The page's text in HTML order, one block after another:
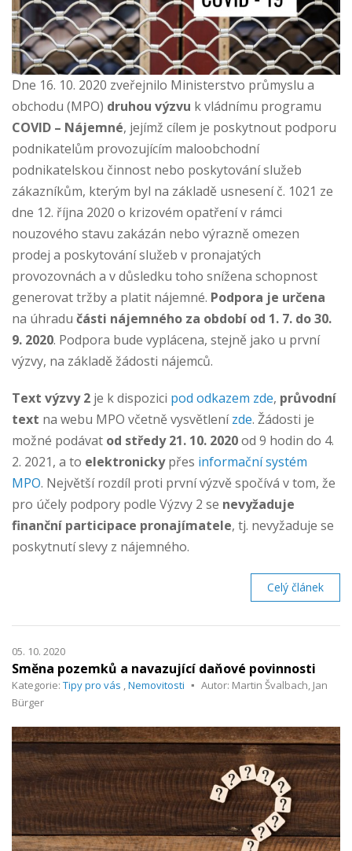
Dne 16. 10. 2020 zveřejnilo Ministerstvo průmyslu a
obchodu (MPO) druhou výzvu k vládnímu programu
COVID – Nájemné, jejímž cílem je poskytnout podporu
podnikatelům provozujícím maloobchodní
podnikatelskou činnost nebo poskytování služeb
zákazníkům, kterým byl na základě usnesení č. 1021 ze
dne 12. října 2020 o krizovém opatření v rámci
nouzového stavu zakázán nebo výrazně omezen
prodej a poskytování služeb v pronajatých
provozovnách a v důsledku toho snížena schopnost
generovat tržby a platit nájemné. Podpora je určena
na úhradu části nájemného za období od 1. 7. do 30.
9. 2020. Podpora bude vyplácena, stejně jako u první
výzvy, na základě žádosti nájemců.
Text výzvy 2 je k dispozici pod odkazem zde, průvodní
text na webu MPO včetně vysvětlenízde. Žádosti je
možné podávat od středy 21. 10. 2020od 9 hodin do 4.
2. 2021, a to elektronickypřes informační systém
MPO. Největší rozdíl proti první výzvě spočívá v tom, že
pro účely podpory podle Výzvy 2 se nevyžaduje
finanční participace pronajímatele, tj. nevyžaduje se
poskytnutí slevy z nájemného.
Celý článek
05. 10. 2020
Směna pozemků a navazující daňové povinnosti
Kategorie: Tipy pro vás Nemovitosti
Autor: Martin Švalbach, Jan
Bürger